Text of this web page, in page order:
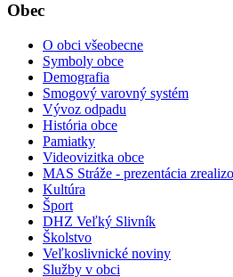
Obec
O obci všeobecne
Symboly obce
Demografia
Smogový varovný systém
Vývoz odpadu
História obce
Pamiatky
Videovizitka obce
MAS Stráže - prezentácia
Kultúra
Šport
DHZ Veľký Slivník
Školstvo
Veľkoslivnické noviny
Služby v obci